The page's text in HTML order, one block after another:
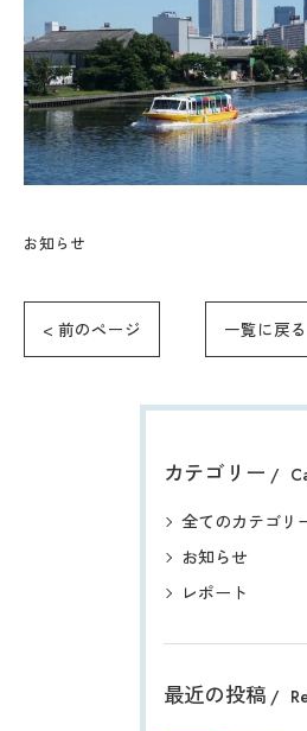
お知らせ
< 前のページ 一覧に戻る
カテゴリー
全てのカテゴリ
お知らせ
レポート
最近の投稿